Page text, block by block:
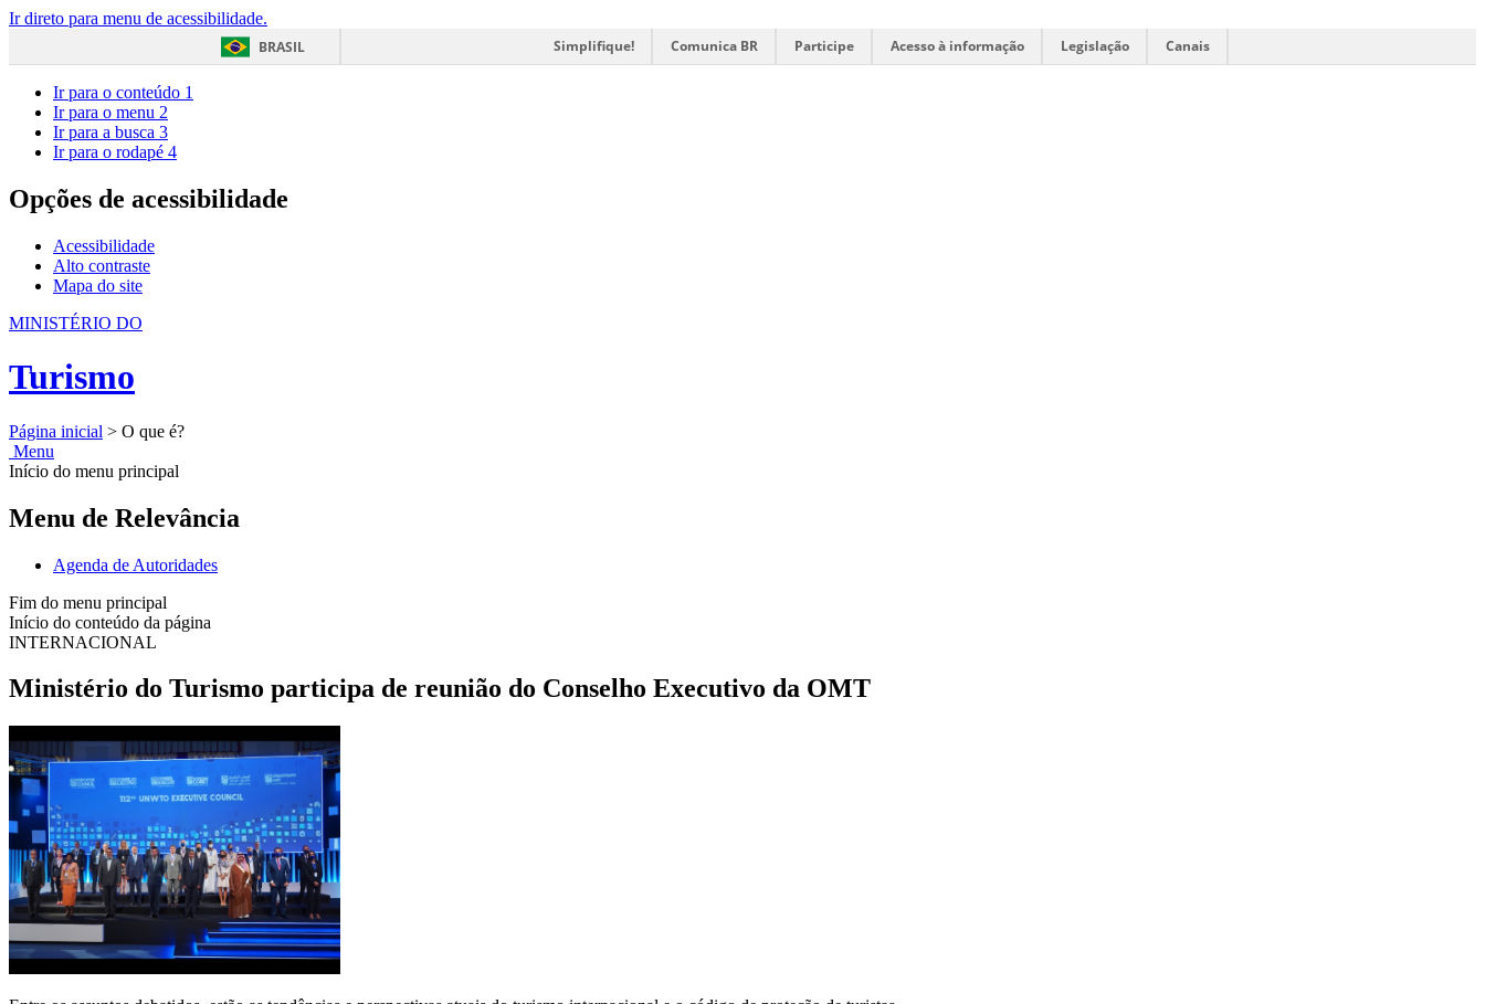
Ir direto para menu de acessibilidade.
BRASIL
Simplifique! Comunica BR Participe Acesso à informação Legislação Canais
Ir para o conteúdo 1
Ir para o menu 2
Ir para a busca 3
Ir para o rodapé 4
Opções de acessibilidade
Acessibilidade
Alto contraste
Mapa do site
MINISTÉRIO DO
Turismo
Página inicial > O que é?
Menu
Início do menu principal
Menu de Relevância
Agenda de Autoridades
Fim do menu principal
Início do conteúdo da página
INTERNACIONAL
Ministério do Turismo participa de reunião do Conselho Executivo da OMT